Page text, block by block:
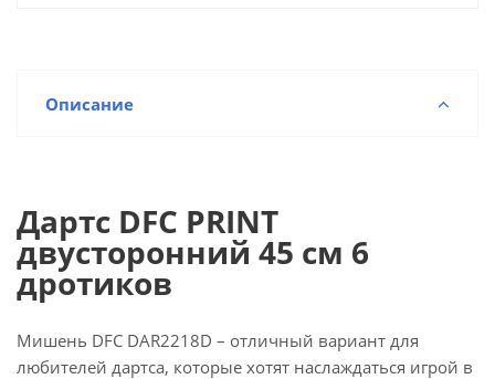
Описание
Дартс DFC PRINT
двусторонний 45 см 6
дротиков
Мишень DFC DAR2218D – отличный вариант для
любителей дартса, которые хотят наслаждаться игрой в